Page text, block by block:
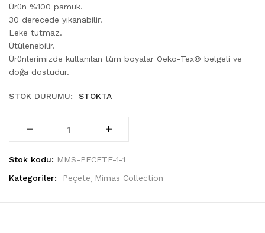
Ürün %100 pamuk.
30 derecede yıkanabilir.
Leke tutmaz.
Ütülenebilir.
Ürünlerimizde kullanılan tüm boyalar Oeko-Tex® belgeli ve
doğa dostudur.
STOK DURUMU: STOKTA
Stok kodu: MMS-PECETE-1-1
Kategoriler:
Peçete Mimas Collection